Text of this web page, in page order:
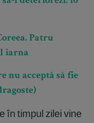
Patru
iarna
nu acceptă să fie
în timpul zilei vine